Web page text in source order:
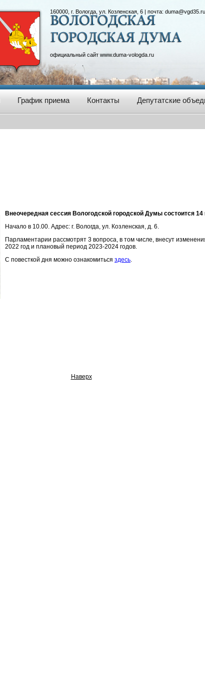
160000, г. Вологда, ул. Козленская, 6 | почта: duma@vgd35.ru
официальный сайт www.duma-vologda.ru
График приема Контакты Депутатские
Внеочередная сессия Вологодской городской Думы состоится
Начало в 10.00. Адрес: г. Вологда, ул. Козленская, д. 6.
Парламентарии рассмотрят 3 вопроса, в том числе, внесут
2022 год и плановый период 2023-2024 годов.
С повесткой дня можно ознакомиться здесь.
Наверх